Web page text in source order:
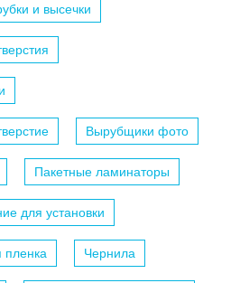
и высечки
Вырубщики фото
Пакетные ламинаторы
для установки
пленка Чернила